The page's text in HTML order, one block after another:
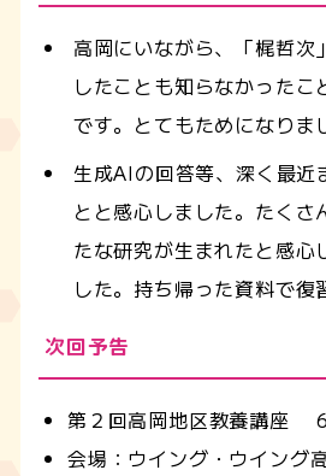
高岡にいながら、「梶哲次
したことも知らなかったこ
です。とてもためになりま
生成AIの回答等、深く最近
とと感心しました。たくさ
たな研究が生まれたと感心
した。持ち帰った資料で復
次回予告
第２回高岡地区教養講座
会場：ウイング・ウイン